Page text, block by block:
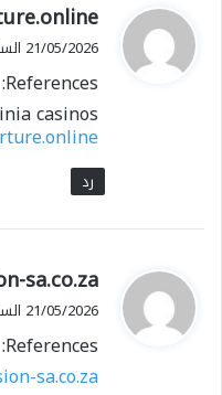
ي
ق
ل
21/05/2026 الساعة 14:17
References:
casinos
رد
ي
ق
ل
sa.co.za/
21/05/2026 الساعة 18:26
References:
sa.co.za/